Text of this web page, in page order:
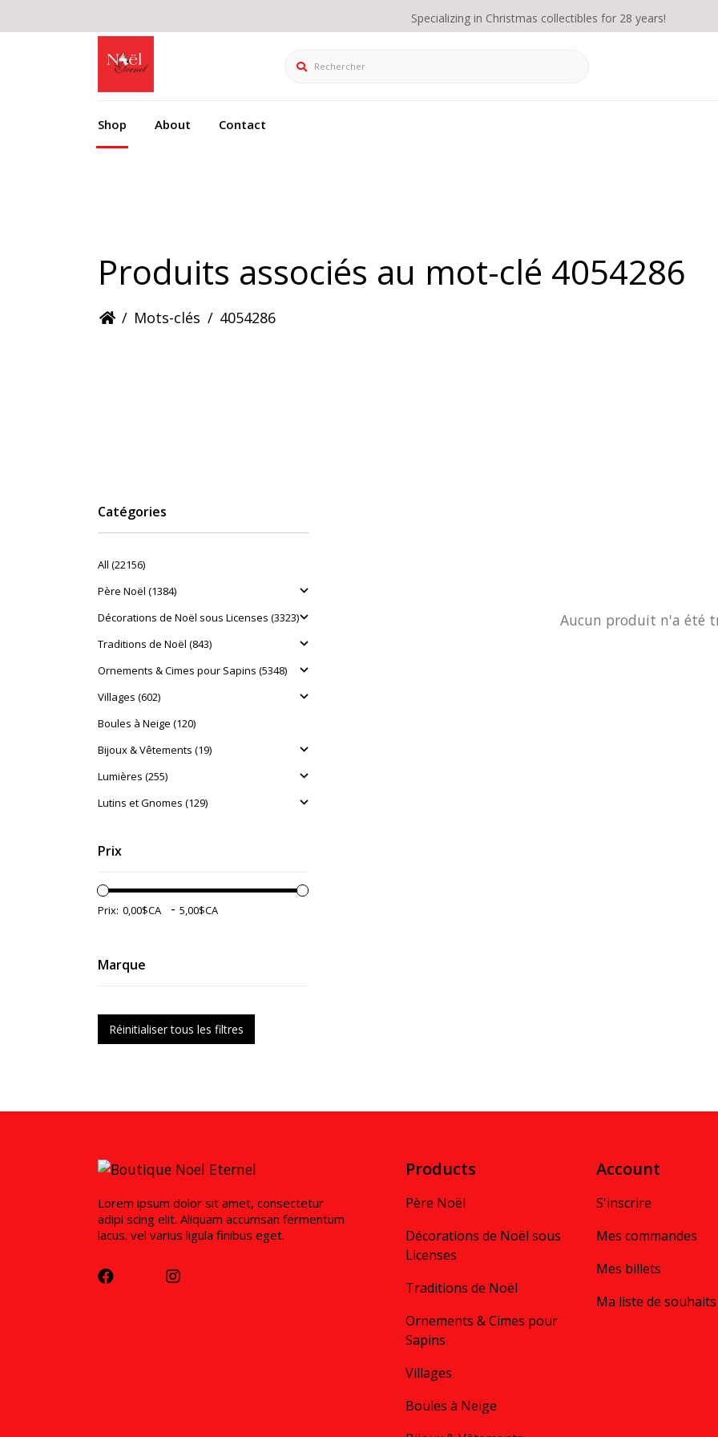
Specializing in Christmas collectibles for 28 years!
Rechercher
Shop About Contact
Produits associés au mot-clé 4054286
/ Mots-clés / 4054286
Catégories
All (22156)
Père Noël (1384)
Décorations de Noël sous Licenses (3323)
Traditions de Noël (843)
Ornements & Cimes pour Sapins (5348)
Villages (602)
Boules à Neige (120)
Bijoux & Vêtements (19)
Lumières (255)
Lutins et Gnomes (129)
Prix
Prix: -
Marque
Réinitialiser tous les filtres
Aucun produit n'a été
Lorem ipsum dolor sit amet, consectetur
adipi scing elit. Aliquam accumsan fermentum
lacus. vel varius ligula finibus eget.
Products
Père Noël
Décorations de Noël sous
Licenses
Traditions de Noël
Ornements & Cimes pour
Sapins
Villages
Boules à Neige
Account
S'inscrire
Mes commandes
Mes billets
Ma liste de souhaits